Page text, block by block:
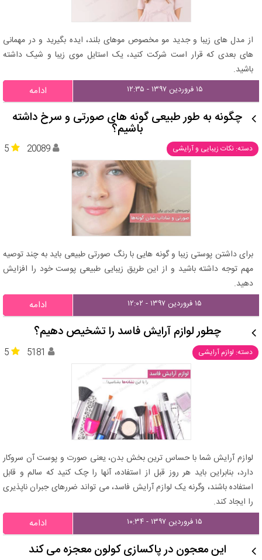
از مدل های زیبا و جدید مو مخصوص موهای بلند، ایده بگیرید و در مهمانی
های بعدی که قرار است شرکت کنید، یک استایل موی زیبا و شیک داشته
باشید.
۱۵ فروردین ۱۳۹۷ - ۱۲:۳۵ ادامه
چگونه به طور طبیعی گونه های صورتی و سرخ داشته
باشیم؟
دسته: نکات زیبایی و آرایشی 5 20089
برای داشتن پوستی زیبا و گونه هایی با رنگ صورتی طبیعی باید به چند توصیه
مهم توجه داشته باشید و از این طریق زیبایی طبیعی پوست خود را افزایش
دهید.
۱۵ فروردین ۱۳۹۷ - ۱۲:۰۲ ادامه
چطور لوازم آرایش فاسد را تشخیص دهیم؟
دسته: لوازم آرایشی 5 5181
لوازم آرایش شما با حساس ترین بخش بدن، یعنی صورت و پوست آن سروکار
دارد، بنابراین باید هر روز قبل از استفاده، آنها را چک کنید که سالم و قابل
استفاده باشند، وگرنه یک لوازم آرایش فاسد، می تواند ضررهای جبران ناپذیری
را ایجاد کند.
۱۵ فروردین ۱۳۹۷ - ۱۰:۳۴ ادامه
این معجون در پاکسازی کولون معجزه می کند